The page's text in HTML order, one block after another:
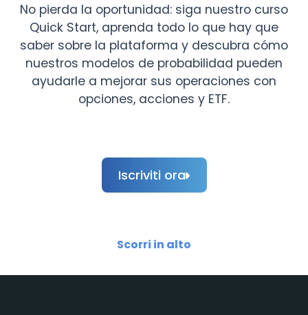
No pierda la oportunidad: siga nuestro curso
Quick Start, aprenda todo lo que hay que
saber sobre la plataforma y descubra cómo
nuestros modelos de probabilidad pueden
ayudarle a mejorar sus operaciones con
opciones, acciones y ETF.
Iscriviti ora
Scorri in alto